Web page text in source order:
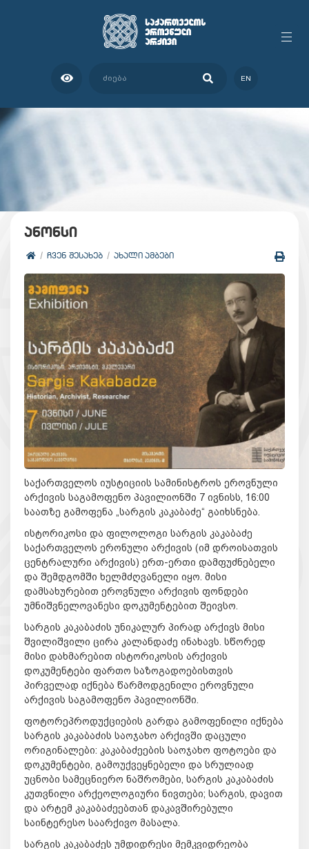
EN
ანონსი
ᲩᲕᲔᲜ ᲨᲔᲡᲐᲮᲔᲑ ᲐᲮᲐᲚᲘ ᲐᲛᲑᲔᲑᲘ
საქართველოს იუსტიციის სამინისტროს ეროვნული
არქივის საგამოფენო პავილიონში 7 ივნისს, 16:00
საათზე გამოფენა „სარგის კაკაბაძე“ გაიხსნება.
ისტორიკოსი და ფილოლოგი სარგის კაკაბაძე
საქართველოს ერონული არქივის (იმ დროისათვის
ცენტრალური არქივის) ერთ-ერთი დამფუძნებელი
და შემდგომში ხელმძღვანელი იყო. მისი
დამსახურებით ეროვნული არქივის ფონდები
უმნიშვნელოვანესი დოკუმენტებით შეივსო.
სარგის კაკაბაძის უნიკალურ პირად არქივს მისი
შვილიშვილი ცირა კალანდაძე ინახავს. სწორედ
მისი დახმარებით ისტორიკოსის არქივის
დოკუმენტები ფართო საზოგადოებისთვის
პირველად იქნება წარმოდგენილი ეროვნული
არქივის საგამოფენო პავილიონში.
ფოტორეპროდუქციების გარდა გამოფენილი იქნება
სარგის კაკაბაძის საოჯახო არქივში დაცული
ორიგინალები: კაკაბაძეების საოჯახო ფოტოები და
დოკუმენტები, გამოუქვეყნებელი და სრულიად
უცნობი სამეცნიერო ნაშრომები, სარგის კაკაბაძის
კუთვნილი არქეოლოგიური ნივთები; სარგის, დავით
და არტემ კაკაბაძეებთან დაკავშირებული
საინტერესო საარქივო მასალა.
სარგის კაკაბაძეს უმდიდრესი მემკვიდრეობა